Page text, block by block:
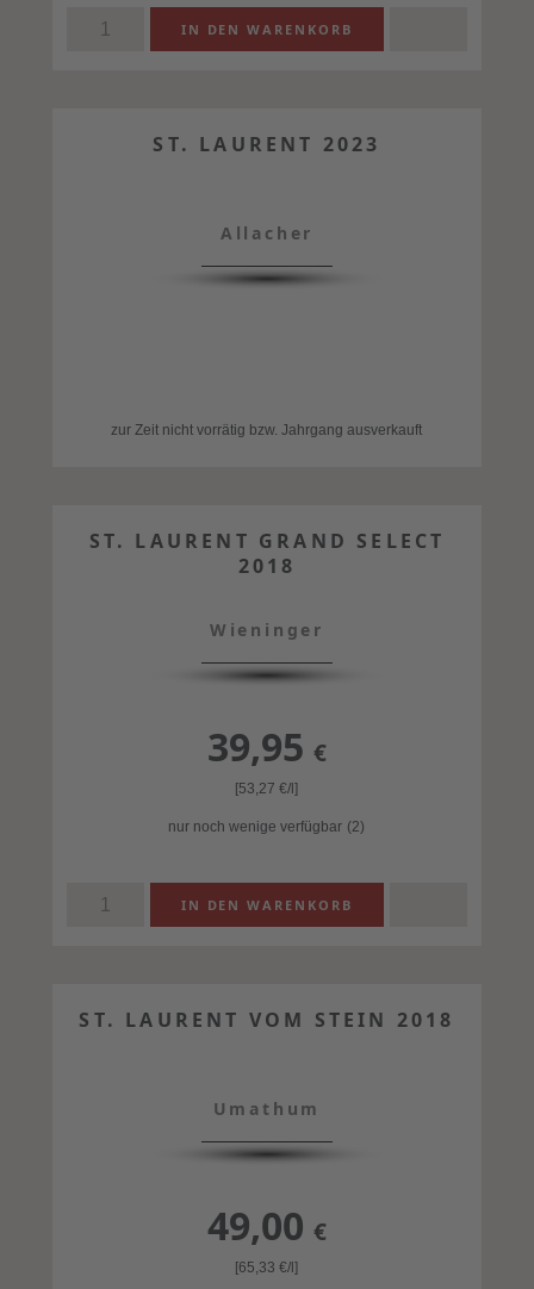
ST. LAURENT 2023
Allacher
zur Zeit nicht vorrätig bzw. Jahrgang ausverkauft
ST. LAURENT GRAND SELECT
2018
Wieninger
39,95 €
[53,27€/l]
nur noch wenige verfügbar (2)
ST. LAURENT VOM STEIN 2018
Umathum
49,00 €
[65,33€/l]